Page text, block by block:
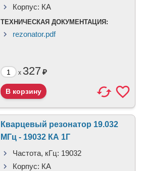
Корпус: КА
ТЕХНИЧЕСКАЯ ДОКУМЕНТАЦИЯ:
rezonator.pdf
x 327₽
Кварцевый резонатор 19.032
МГц - 19032 КА 1Г
Частота, кГц: 19032
Корпус: КА